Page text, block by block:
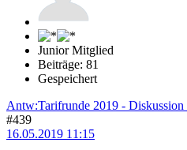
Junior Mitglied
Beiträge: 81
Gespeichert
Antw:Tarifrunde 2019 - Diskussion
#439
16.05.2019 11:15